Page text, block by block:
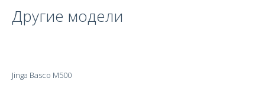
Другие модели
Jinga Basco M500